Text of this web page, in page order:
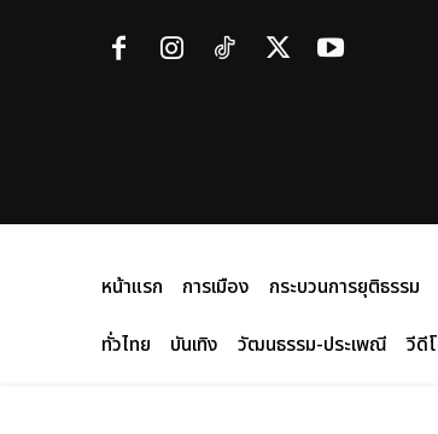
หน้าแรก การเมือง กระบวนการยุติธรรม
ทั่วไทย
บันเทิง วัฒนธรรม-ประเพณี วีดี